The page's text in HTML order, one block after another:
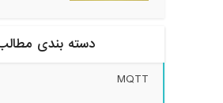
دسته بندی
MQTT